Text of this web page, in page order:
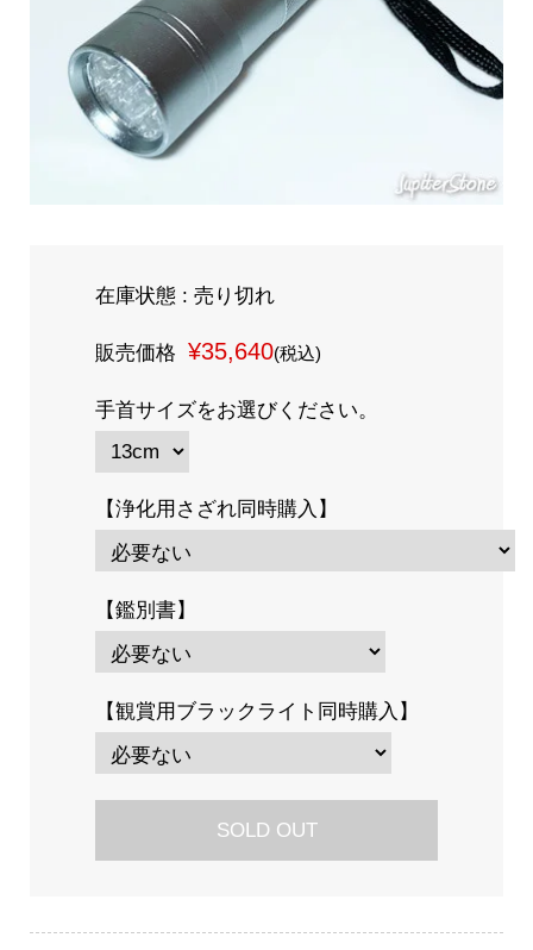
在庫状態 : 売り切れ
販売価格 ¥35,640(税込)
手首サイズをお選びください。
【浄化用さざれ同時購入】
【鑑別書】
【観賞用ブラックライト同時購入】
SOLD OUT